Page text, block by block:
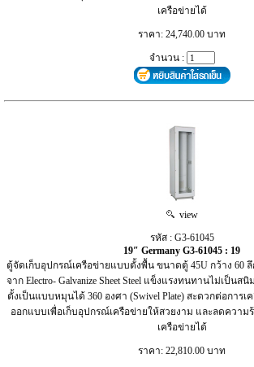
เครือข่ายได้
ราคา: 24,740.00 บาท
จำนวน :
view
รหัส : G3-61045
19″ Germany G3-61045 : 19
ตู้จัดเก็บอุปกรณ์เครือข่ายแบบตั้งพื้น ขนาดตู้ 45U กว้าง 60 ลึก
จาก Electro- Galvanize Sheet Steel แข็งแรงทนทานไม่เป็น
ตั้งเป็นแบบหมุนได้ 360 องศา (Swivel Plate) สะดวกต่อการ
ออกแบบเพื่อเก็บอุปกรณ์เครือข่ายให้สวยงาม และลดความ
เครือข่ายได้
ราคา: 22,810.00 บาท